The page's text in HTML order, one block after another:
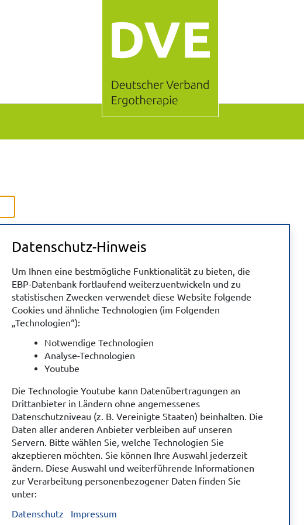
Datenschutz-Hinweis
Um Ihnen eine bestmögliche Funktionalität zu bieten, die
EBP-Datenbank fortlaufend weiterzuentwickeln und zu
statistischen Zwecken verwendet diese Website folgende
Cookies und ähnliche Technologien (im Folgenden
„Technologien“):
Notwendige Technologien
Analyse-Technologien
Youtube
Die Technologie Youtube kann Datenübertragungen an
Drittanbieter in Ländern ohne angemessenes
Datenschutzniveau (z. B. Vereinigte Staaten) beinhalten. Die
Daten aller anderen Anbieter verbleiben auf unseren
Servern. Bitte wählen Sie, welche Technologien Sie
akzeptieren möchten. Sie können Ihre Auswahl jederzeit
ändern. Diese Auswahl und weiterführende Informationen
zur Verarbeitung personenbezogener Daten finden Sie
unter:
Datenschutz
Impressum